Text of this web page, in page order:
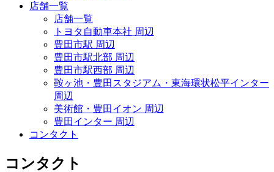
店舗一覧
店舗一覧
トヨタ自動車本社 周辺
豊田市駅 周辺
豊田市駅北部 周辺
豊田市駅西部 周辺
鞍ヶ池・豊田スタジアム・東海環状松平インター
周辺
美術館・豊田イオン 周辺
豊田インター 周辺
コンタクト
コンタクト